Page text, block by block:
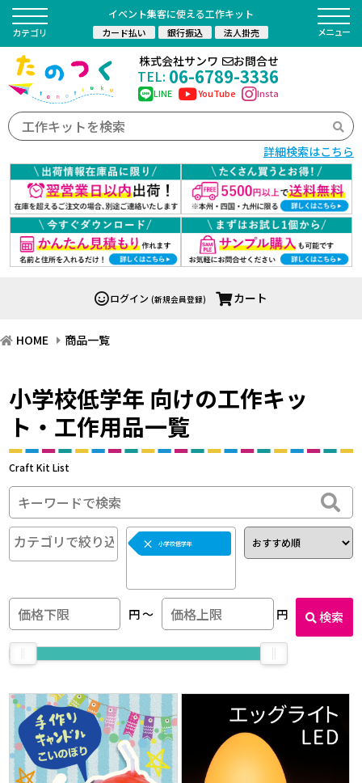
イベント集客に使える工作キット
カード払い 銀行振込 法人掛売
詳細検索はこちら
株式会社サンワ お問合せ
TEL: 06-6789-3336
LINE YouTube Insta
カテゴリ
ログイン (新規会員登録) カート
HOME 商品一覧
小学校低学年 向けの工作キッ
ト・工作用品一覧
Craft Kit List
× 小学校低学年
円〜 円 検索